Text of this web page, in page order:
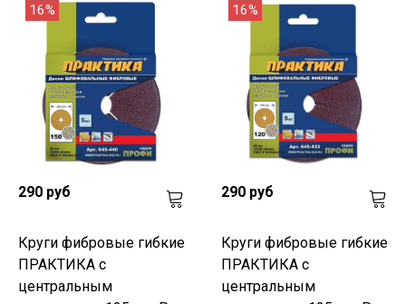
16%
290 руб
Круги фибровые гибкие
ПРАКТИКА с
центральным
16%
290 руб
Круги фибровые гибкие
ПРАКТИКА с
центральным